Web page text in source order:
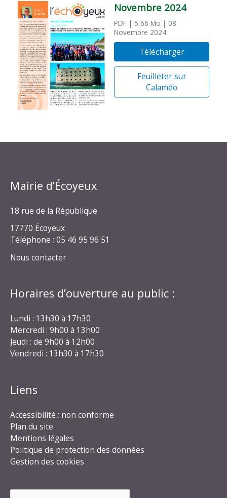
Novembre 2024
PDF | 5,66 Mo | 08
Novembre 2024
Télécharger
Feuilleter sur
Calaméo
Mairie d’Écoyeux
18 rue de la République
17770 Écoyeux
Téléphone : 05 46 95 96 51
Nous contacter
Horaires d’ouverture au public :
Lundi : 13h30 à 17h30
Mercredi : 9h00 à 13h00
Jeudi : de 9h00 à 12h00
Vendredi : 13h30 à 17h30
Liens
Accessibilité : non conforme
Plan du site
Mentions légales
Politique de protection des données
Gestion des cookies